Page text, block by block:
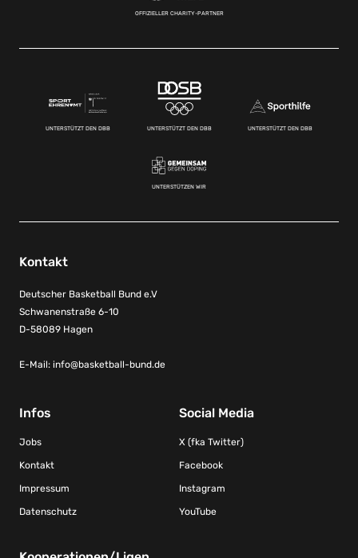
OFFIZIELLER CHARITY-PARTNER
UNTERSTÜTZT DEN DBB UNTERSTÜTZT DEN DBB UNTERSTÜTZT DEN DBB
UNTERSTÜTZEN WIR
Kontakt
Deutscher Basketball Bund e.V
Schwanenstraße 6-10
D-58089 Hagen
E-Mail: info@basketball-bund.de
Infos
Jobs
Kontakt
Impressum
Datenschutz
Social Media
X (fka Twitter)
Facebook
Instagram
YouTube